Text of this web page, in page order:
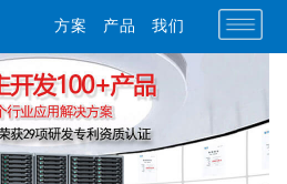
方案 产品 我们